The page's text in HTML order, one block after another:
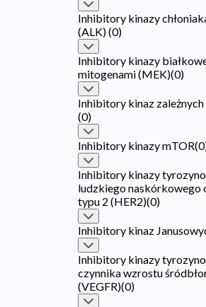
Inhibitory kinazy
(ALK)(0)
Inhibitory kinazy
mitogenami (MEK)(0)
Inhibitory kinaz
(0)
Inhibitory kinazy mTOR(0
Inhibitory kinazy
ludzkiego naskórkowego
typu 2 (HER2)(0)
Inhibitory kinaz
Inhibitory kinazy
czynnika wzrostu
(VEGFR)(0)